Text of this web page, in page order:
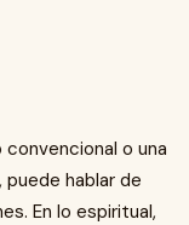
convencional o una
hablar de
En lo espiritual,